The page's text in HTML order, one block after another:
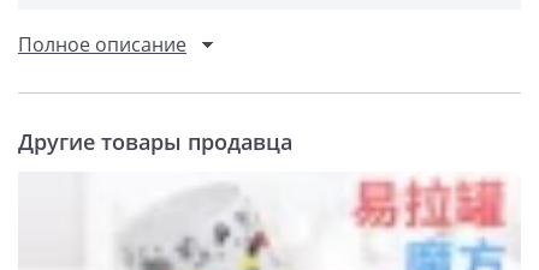
Полное описание
Другие товары продавца